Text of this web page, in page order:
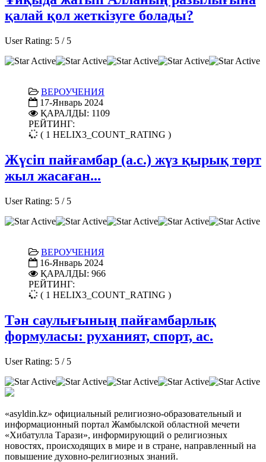
қалай қол жеткізуге болады?
User Rating: 5 / 5
ВЕРОУЧЕНИЯ
17-Январь 2024
ҚАРАЛДЫ: 1109
РЕЙТИНГ:
( 1 HELIX3_COUNT_RATING )
Жүсіп пайғамбар (а.с.) жүз қырық төрт
жыл жасаған...
User Rating: 5 / 5
ВЕРОУЧЕНИЯ
16-Январь 2024
ҚАРАЛДЫ: 966
РЕЙТИНГ:
( 1 HELIX3_COUNT_RATING )
Тән саулығының пайғамбарлық
формуласы: руханият, спорт, ас.
User Rating: 5 / 5
«asyldin.kz» официальный религиозно-образовательный и
информационный портал Жамбылской областной мечети
«Хибатулла Тарази», информирующий о религиозных
новостях, происходящих в мире и в стране, направленный на
повышение духовно-религиозных знаний.